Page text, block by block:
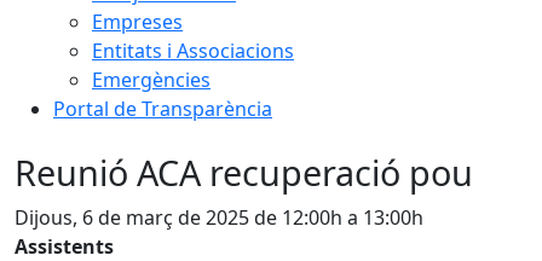
Empreses
Entitats i Associacions
Emergències
Portal de Transparència
Reunió ACA recuperació pou
Dijous, 6 de març de 2025 de 12:00h a 13:00h
Assistents